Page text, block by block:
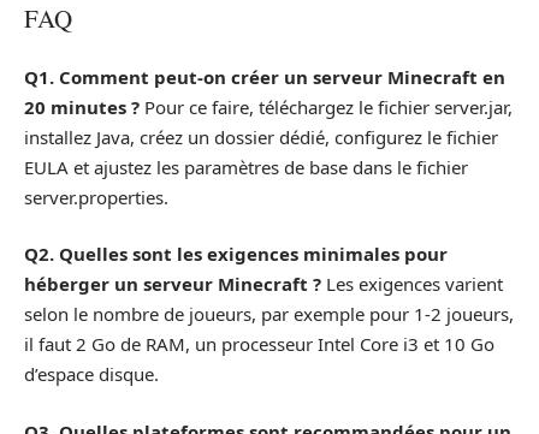
FAQ
Q1. Comment peut-on créer un serveur Minecraft en
20 minutes ? Pour ce faire, téléchargez le fichier server.jar,
installez Java, créez un dossier dédié, configurez le fichier
EULA et ajustez les paramètres de base dans le fichier
server.properties.
Q2. Quelles sont les exigences minimales pour
héberger un serveur Minecraft ? Les exigences varient
selon le nombre de joueurs, par exemple pour 1-2 joueurs,
il faut 2 Go de RAM, un processeur Intel Core i3 et 10 Go
d’espace disque.